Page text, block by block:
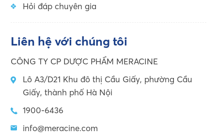
Hỏi đáp chuyên gia
Liên hệ với chúng tôi
CÔNG TY CP DƯỢC PHẨM MERACINE
Lô A3/D21 Khu đô thị Cầu Giấy, phường Cầu
Giấy, thành phố Hà Nội
1900-6436
info@meracine.com